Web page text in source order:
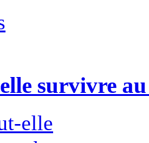
survivre